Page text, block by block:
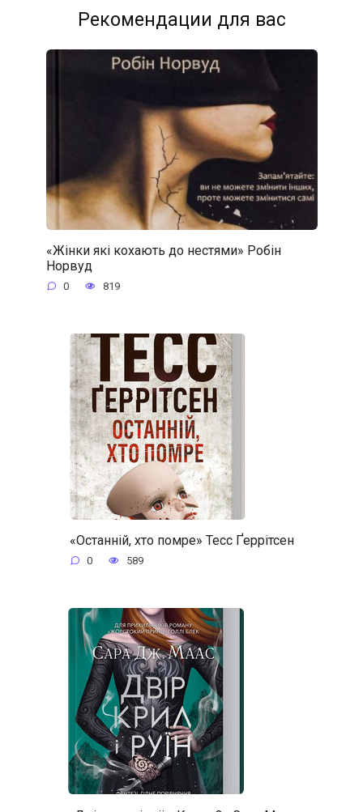
Рекомендации для вас
«Жінки які кохають до нестями» Робін
Норвуд
0 819
«Останній, хто помре» Тесс Ґеррітсен
0 589